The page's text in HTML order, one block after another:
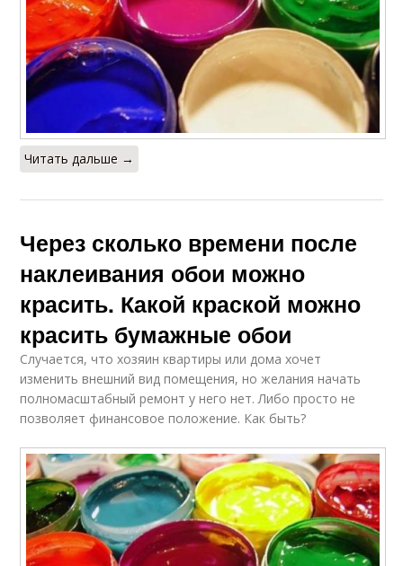
Читать дальше →
Через сколько времени после
наклеивания обои можно
красить. Какой краской можно
красить бумажные обои
Случается, что хозяин квартиры или дома хочет
изменить внешний вид помещения, но желания начать
полномасштабный ремонт у него нет. Либо просто не
позволяет финансовое положение. Как быть?